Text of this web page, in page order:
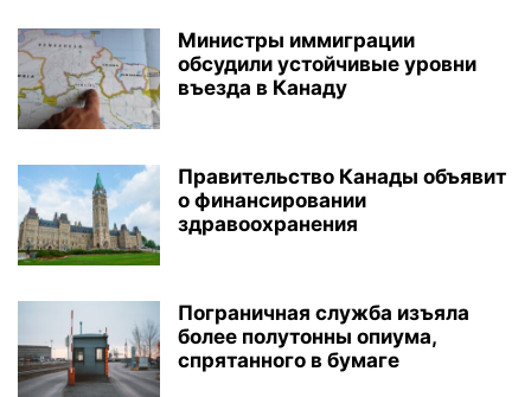
Министры иммиграции
обсудили устойчивые уровни
въезда в Канаду
Правительство Канады объявит
о финансировании
здравоохранения
Пограничная служба изъяла
более полутонны опиума,
спрятанного в бумаге